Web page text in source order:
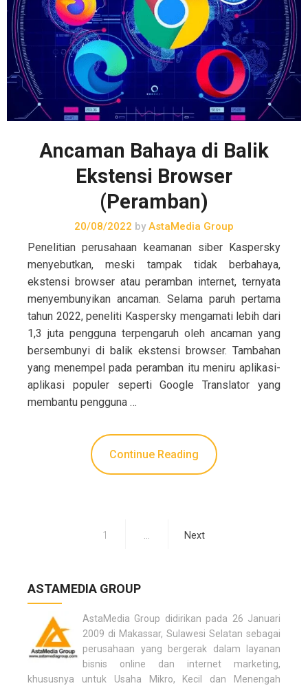
Ancaman Bahaya di Balik
Ekstensi Browser
(Peramban)
20/08/2022 by AstaMedia Group
Penelitian perusahaan keamanan siber Kaspersky
menyebutkan, meski tampak tidak berbahaya,
ekstensi browser atau peramban internet, ternyata
menyembunyikan ancaman. Selama paruh pertama
tahun 2022, peneliti Kaspersky mengamati lebih dari
1,3 juta pengguna terpengaruh oleh ancaman yang
bersembunyi di balik ekstensi browser. Tambahan
yang menempel pada peramban itu meniru aplikasi-
aplikasi populer seperti Google Translator yang
membantu pengguna …
Continue Reading
1 … Next
ASTAMEDIA GROUP
AstaMedia Group didirikan pada 26 Januari
2009 di Makassar, Sulawesi Selatan sebagai
perusahaan yang bergerak dalam layanan
bisnis online dan internet marketing,
khususnya untuk Usaha Mikro, Kecil dan Menengah